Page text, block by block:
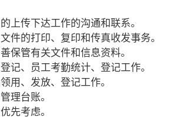
上传下达工作的沟通和联系。
件的打印、复印和传真收发事务。
保管有关文件和信息资料。
记、员工考勤统计、登记工作。
用、发放、登记工作。
理台账。
先考虑。